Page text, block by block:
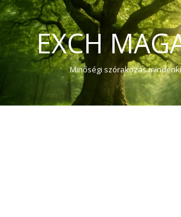
EXCH
Minőségi szórakozás